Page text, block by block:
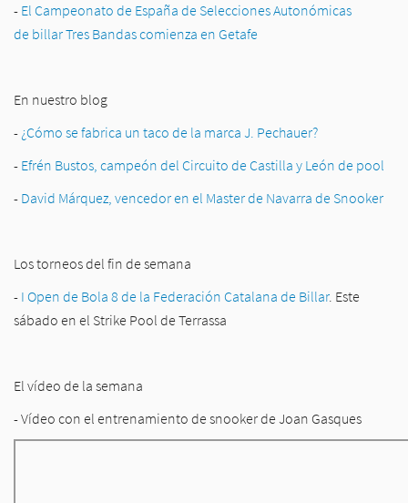
- El Campeonato de España de Selecciones Autonómicas
de billarTres Bandas comienza en Getafe
En nuestro blog
- ¿Cómo se fabrica un taco de la marca J. Pechauer?
- Efrén Bustos, campeón del Circuito de Castilla y León de pool
- David Márquez, vencedor en el Master de Navarra de Snooker
Los torneos del fin de semana
- I Open de Bola 8 de la Federación Catalana de Billar. Este
sábado en el Strike Pool de Terrassa
El vídeo de la semana
- Vídeo con el entrenamiento de snooker de Joan Gasques